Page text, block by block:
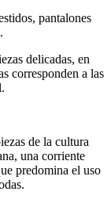
pantalones
delicadas, en
corresponden a las
de la cultura
una corriente
predomina el uso